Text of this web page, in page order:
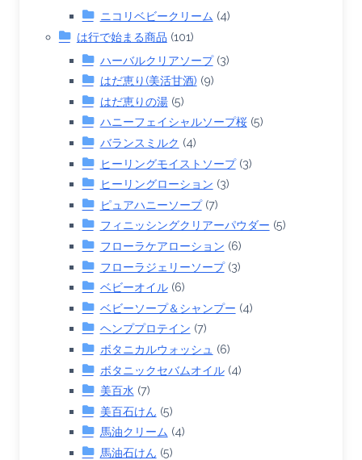
ニコリベビークリーム (4)
は行で始まる商品 (101)
ハーバルクリアソープ(3)
はだ恵り(美活甘酒) (9)
はだ恵りの湯(5)
ハニーフェイシャルソープ桜(5)
バランスミルク (4)
ヒーリングモイストソープ(3)
ヒーリングローション (3)
ピュアハニーソープ(7)
フィニッシングクリアーパウダー (5)
フローラケアローション (6)
フローラジェリーソープ(3)
ベビーオイル(6)
ベビーソープ＆シャンプー (4)
ヘンププロテイン (7)
ボタニカルウォッシュ (6)
ボタニックセバムオイル(4)
美百水 (7)
美百石けん (5)
馬油クリーム (4)
馬油石けん (5)